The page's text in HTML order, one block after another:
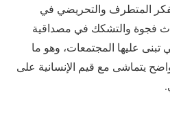
المتطرف والتحريضي في
فجوة والتشكك في مصداقية
تبنى عليها المجتمعات، وهو ما
يتماشى مع قيم الإنسانية على